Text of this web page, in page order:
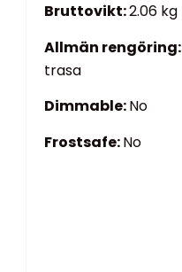
Bruttovikt:2.06 kg
Allmän rengöring:
trasa
Dimmable:No
Frostsafe:No